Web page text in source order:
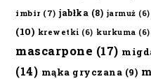
imbir (7) jabłka (8) jarmuż (6)
(10) krewetki (6) kurkuma (6)
mascarpone (17)
(14) mąka gryczana (9)